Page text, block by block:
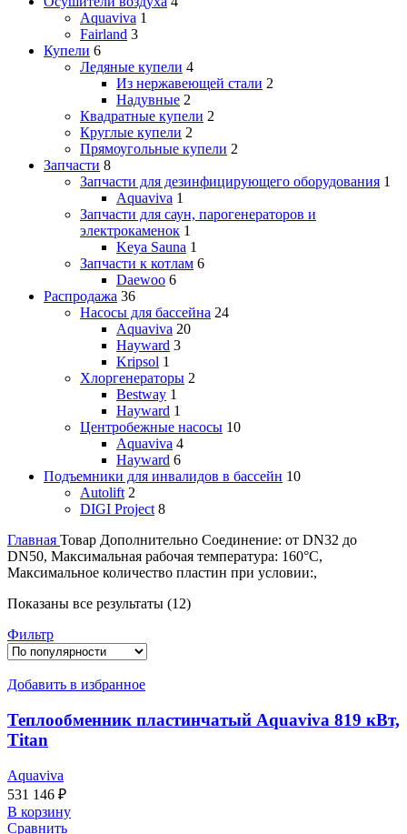
Aquaviva 1
Fairland 3
Купели 6
Ледяные купели 4
Из нержавеющей стали 2
Надувные 2
Квадратные купели 2
Круглые купели 2
Прямоугольные купели 2
Запчасти 8
Запчасти для дезинфицирующего оборудования 1
Aquaviva 1
Запчасти для саун, парогенераторов и
электрокаменок 1
Keya Sauna 1
Запчасти к котлам 6
Daewoo 6
Распродажа 36
Насосы для бассейна 24
Aquaviva 20
Hayward 3
Kripsol 1
Хлоргенераторы 2
Bestway 1
Hayward 1
Центробежные насосы 10
Aquaviva 4
Hayward 6
Подъемники для инвалидов в бассейн 10
Autolift 2
DIGI Project 8
Главная Товар Дополнительно Соединение: от DN32 до
DN50, Максимальная рабочая температура: 160°C,
Максимальное количество пластин при условии:,
Показаны все результаты (12)Сортировка:
Фильтр
Добавить в избранное
Теплообменник пластинчатый Aquaviva 819 кВт,
Titan
Aquaviva
531 146 ₽
В корзину
Сравнить